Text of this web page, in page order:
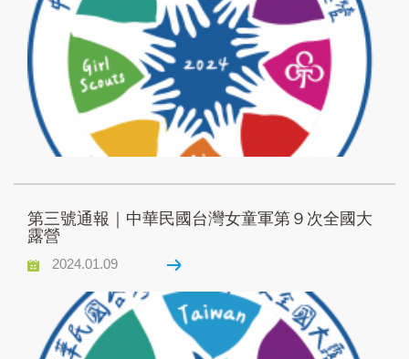
第三號通報｜中華民國台灣女童軍第９次全國大
露營
2024.01.09